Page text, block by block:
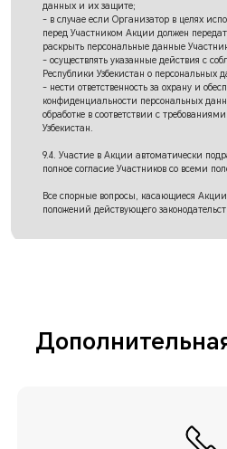
данных и их защите;
- в случае если Организатор в целях
перед Участником Акции должен
раскрыть персональные данные
- осуществлять указанные действия с
Республики Узбекистан о персональных
- нести ответственность за охрану и
конфиденциальности персональных
обработке в соответствии с
Узбекистан.
9.4. Участие в Акции автоматически
полное согласие Участников со всеми
Все спорные вопросы, касающиеся
положений действующего